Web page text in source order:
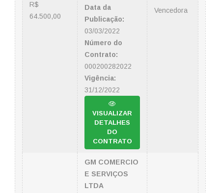
R$
64.500,00
Data da
Publicação:
03/03/2022
Número do
Contrato:
000200282022
Vigência:
31/12/2022
VISUALIZAR
DETALHES
DO
CONTRATO
Vencedora
GM COMERCIO
E SERVIÇOS
LTDA